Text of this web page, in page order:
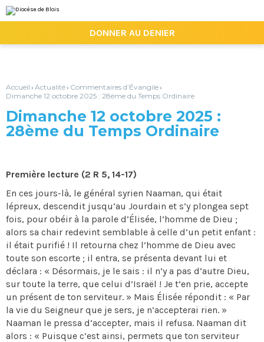
au
contenu.
la
personnels
DONNER AU DENIER
Accueil › Actualité› Commentaires d’Évangile›
Dimanche 12 octobre 2025 : 28ème du Temps Ordinaire
Dimanche 12 octobre 2025 :
28ème du Temps Ordinaire
Première lecture (2 R 5, 14-17)
En ces jours-là, le général syrien Naaman, qui était
lépreux, descendit jusqu’au Jourdain et s’y plongea sept
fois, pour obéir à la parole d’Élisée, l’homme de Dieu ;
alors sa chair redevint semblable à celle d’un petit enfant :
il était purifié ! Il retourna chez l’homme de Dieu avec
toute son escorte ; il entra, se présenta devant lui et
déclara : « Désormais, je le sais : il n’y a pas d’autre Dieu,
sur toute la terre, que celui d’Israël ! Je t’en prie, accepte
un présent de ton serviteur. » Mais Élisée répondit : « Par
la vie du Seigneur que je sers, je n’accepterai rien. »
Naaman le pressa d’accepter, mais il refusa. Naaman dit
alors : « Puisque c’est ainsi, permets que ton serviteur